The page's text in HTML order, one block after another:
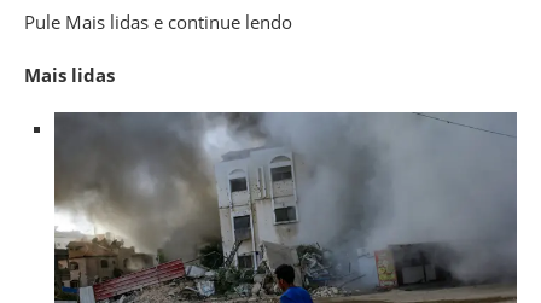
Pule Mais lidas e continue lendo
Mais lidas